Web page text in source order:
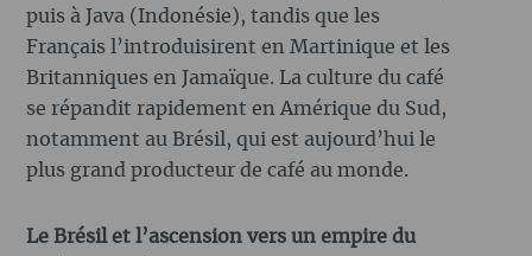
puis à Java (Indonésie), tandis que les
Français l’introduisirent en Martinique et les
Britanniques en Jamaïque. La culture du café
se répandit rapidement en Amérique du Sud,
notamment au Brésil, qui est aujourd’hui le
plus grand producteur de café au monde.
Le Brésil et l’ascension vers un empire du